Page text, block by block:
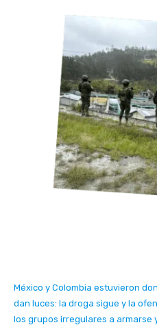
México y Colombia estuvieron
dan luces: la droga sigue y la
los grupos irregulares a armarse